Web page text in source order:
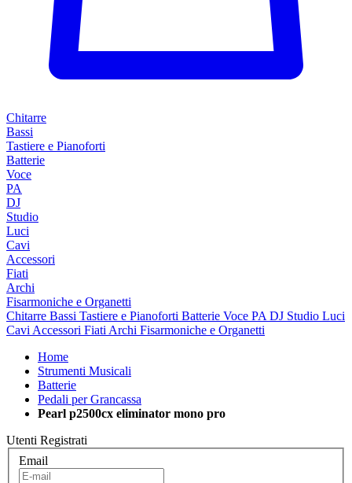
Chitarre
Bassi
Tastiere e Pianoforti
Batterie
Voce
PA
DJ
Studio
Luci
Cavi
Accessori
Fiati
Archi
Fisarmoniche e Organetti
Chitarre Bassi Tastiere e Pianoforti Batterie Voce PA DJ Studio Luci
Cavi Accessori Fiati Archi Fisarmoniche e Organetti
Home
Strumenti Musicali
Batterie
Pedali per Grancassa
Pearl p2500cx eliminator mono pro
Utenti Registrati
Email